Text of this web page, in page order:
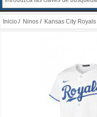
Inicio / Ninos / Kansas City Royals